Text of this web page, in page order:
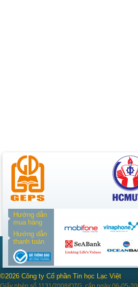
Hướng dẫn
mua hàng
Hướng dẫn
thanh toán
©2026 Công ty Cổ phần Tin học Lạc Việt